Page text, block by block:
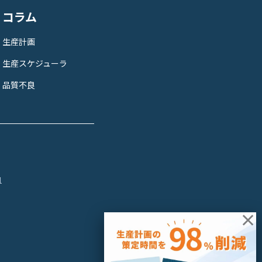
コラム
生産計画
生産スケジューラ
品質不良
×